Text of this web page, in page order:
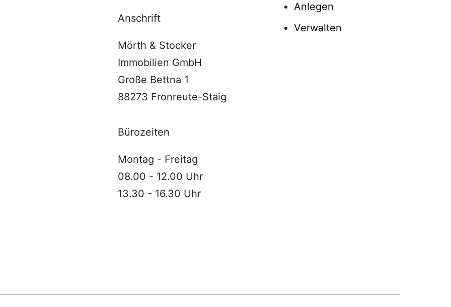
Anschrift
Mörth & Stocker
Immobilien GmbH
Große Bettna 1
88273 Fronreute-Staig
Bürozeiten
Montag - Freitag
08.00 - 12.00 Uhr
13.30 - 16.30 Uhr
Anlegen
Verwalten